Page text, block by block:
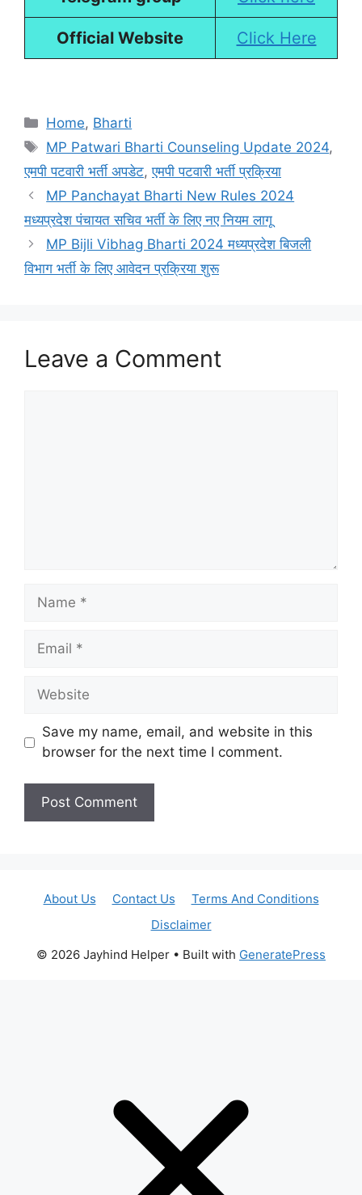
Official Website Click Here
Categories
Home, Bharti
Tags
MP Patwari Bharti Counseling Update 2024,
एमपी पटवारी भर्ती अपडेट,एमपी पटवारी भर्ती प्रक्रिया
MP Panchayat Bharti New Rules 2024
मध्यप्रदेश पंचायत सचिव भर्ती के लिए नए नियम लागू
MP Bijli Vibhag Bharti 2024 मध्यप्रदेश बिजली
विभाग भर्ती के लिए आवेदन प्रक्रिया शुरू
Leave a Comment
Name
Email
Website
Save my name, email, and website in this
browser for the next time I comment.
About Us Contact Us
Terms And Conditions
Disclaimer
© 2026 Jayhind Helper • Built with GeneratePress